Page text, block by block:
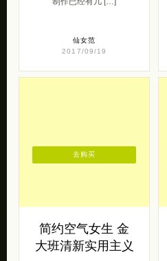
仙女范
2017/09/19
简约空气女生 金
大班清新实用主义
去购买